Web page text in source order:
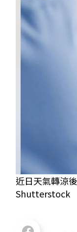
近日天氣轉涼
Shutterstock